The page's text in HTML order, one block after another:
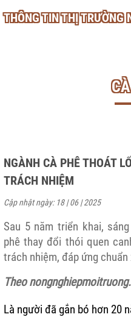
THÔNG TIN THỊ TRƯỜNG
NGÀNH CÀ PHÊ THOÁT
TRÁCH NHIỆM
Cập nhật ngày: 18 | 06 | 2025
Sau 5 năm triển khai,
phê thay đổi thói quen
trách nhiệm, đáp ứng
Theo
Là người đã gắn bó hơn 20